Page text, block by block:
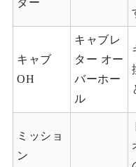
ター
キャブ
OH
キャブレ
ター オー
バーホー
ル
ミッショ
ン